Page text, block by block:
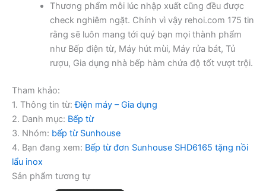
Thương phẩm mỗi lúc nhập xuất cũng đều được
check nghiêm ngặt. Chính vì vậy rehoi.com 175 tin
rằng sẽ luôn mang tới quý bạn mọi thành phẩm
như Bếp điện từ, Máy hút mùi, Máy rửa bát, Tủ
rượu, Gia dụng nhà bếp hàm chứa độ tốt vượt trội.
Tham khảo:
1. Thông tin từ:Điện máy – Gia dụng
2. Danh mục: Bếp từ
3. Nhóm: bếp từ Sunhouse
4. Bạn đang xem: Bếp từ đơn Sunhouse SHD6165 tặng nồi
lẩu inox
Sản phẩm tương tự